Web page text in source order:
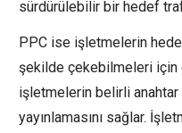
sürdürülebilir bir hedef
PPC ise işletmelerin
şekilde çekebilmeleri için
işletmelerin belirli
yayınlamasını sağlar.